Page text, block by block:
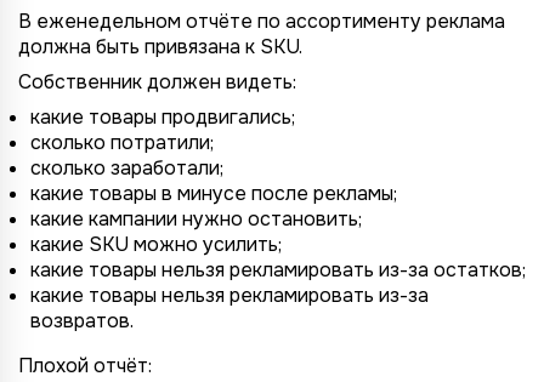
В еженедельном отчёте по ассортименту реклама
должна быть привязана к SKU.
Собственник должен видеть:
какие товары продвигались;
сколько потратили;
сколько заработали;
какие товары в минусе после рекламы;
какие кампании нужно остановить;
какие SKU можно усилить;
какие товары нельзя рекламировать из-за остатков;
какие товары нельзя рекламировать из-за
возвратов.
Плохой отчёт: